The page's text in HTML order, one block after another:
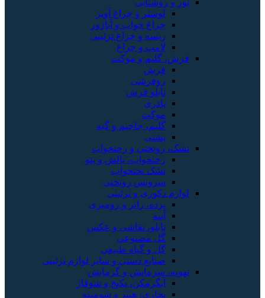
نور و روشنایی
لوستر و چراغ آویز
چراغ خواب و آباژور
ریسه و چراغ تزئینی
لامپ و چراغ
فرش، گلیم و موکت
فرش
روفرشی
تابلو فرش
پادری
موکت
گلیم، جاجیم و گبه
پشتی
تشک، روتختی و رختخواب
رختخواب، بالش و پتو
تشک تختخواب
سرویس روتختی
لوازم دکوری و تزئینی
پرده، رانر و رومیزی
آینه
تابلو، نقاشی و عکس
گل مصنوعی
گل و گیاه طبیعی
صنایع دستی و سایر لوازم تزئینی
تهویه، سرمایش و گرمایش
آبگرمکن، پکیج و شوفاژ
بخاری، هیتر و شومینه